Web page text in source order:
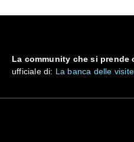
La community che si prende
ufficiale di: La banca delle